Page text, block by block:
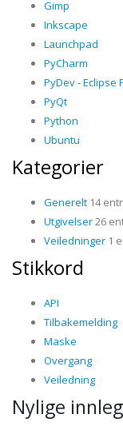
Gimp
Inkscape
Launchpad
PyCharm
PyDev - Eclipse
PyQt
Python
Ubuntu
Kategorier
Generelt 14
Utgivelser26
Veiledninger 1
Stikkord
API
Tilbakemelding
Maske
Overgang
Veiledning
Nylige